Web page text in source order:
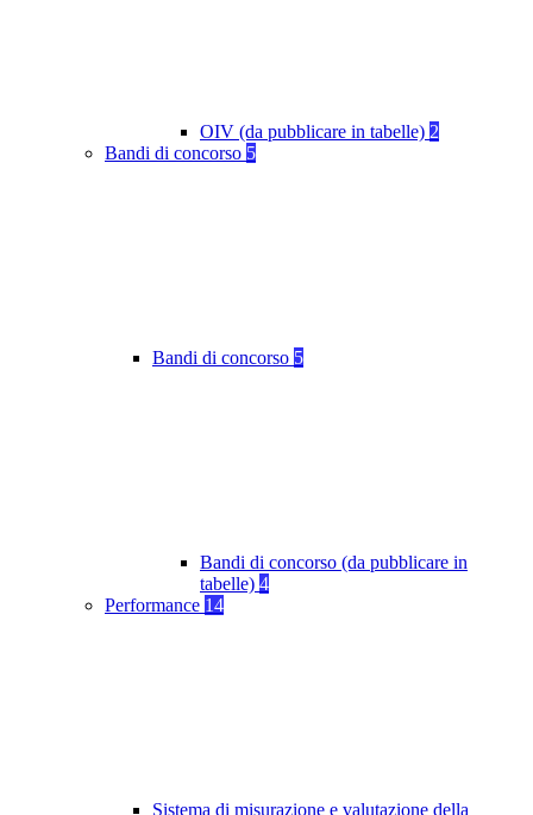
OIV (da pubblicare in tabelle) 2
Bandi di concorso 5
Bandi di concorso 5
Bandi di concorso (da pubblicare in
tabelle) 4
Performance 14
Sistema di misurazione e valutazione della